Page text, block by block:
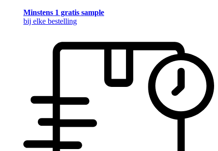
Minstens 1 gratis sample
bij elke bestelling